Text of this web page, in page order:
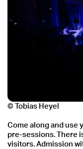
© Tobias Heyel
Come along and use
pre-sessions. There
visitors. Admission